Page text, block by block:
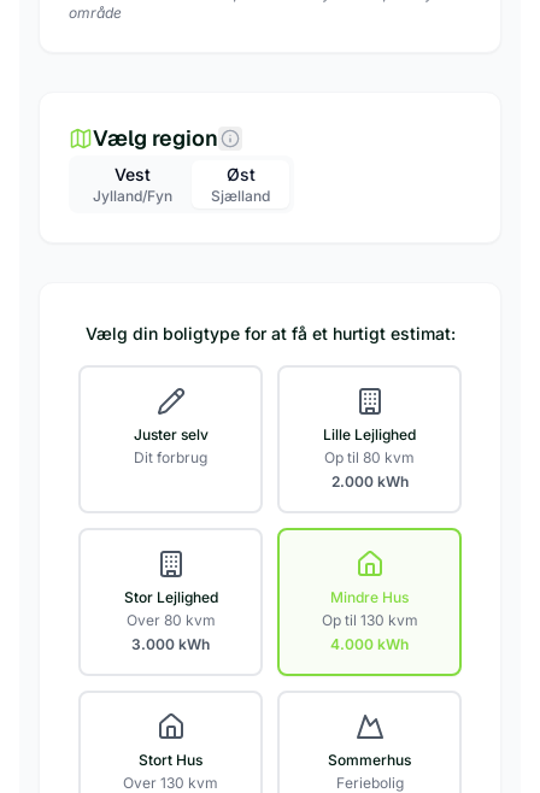
område
Vælg region
Vest
Jylland/Fyn
Øst
Sjælland
Vælg din boligtype for at få et hurtigt estimat:
Juster selv
Dit forbrug
Lille Lejlighed
Op til 80 kvm
2.000kWh
Stor Lejlighed
Over 80 kvm
3.000 kWh
Mindre Hus
Op til 130 kvm
4.000 kWh
Stort Hus
Over 130 kvm
Sommerhus
Feriebolig